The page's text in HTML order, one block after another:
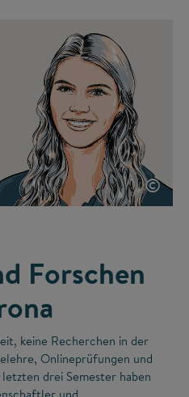
©
Forschen
keine Recherchen in der
Onlineprüfungen und
drei Semester haben